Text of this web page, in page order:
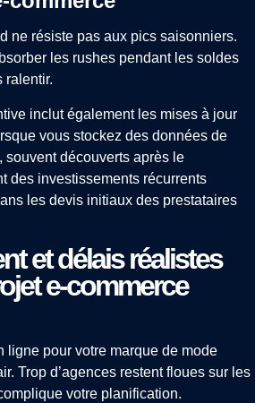
ne résiste pas aux pics saisonniers.
les rushes pendant les soldes
ralentir.
inclut également les mises à jour
vous stockez des données de
souvent découverts après le
des investissements récurrents
les devis initiaux des prestataires
et délais réalistes
e-commerce
ligne pour votre marque de mode
Trop d’agences restent floues sur les
votre planification.